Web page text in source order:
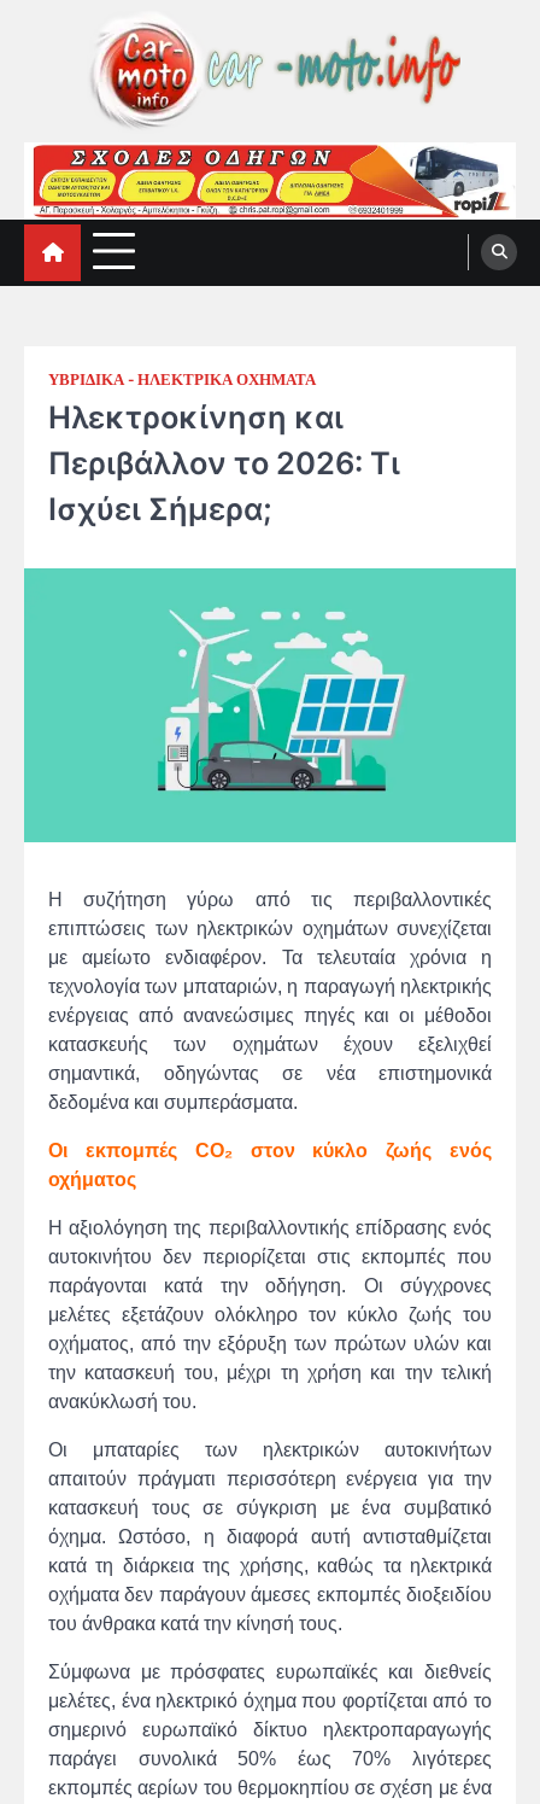
car-moto.info
car-moto.info
ΥΒΡΙΔΙΚΑ - ΗΛΕΚΤΡΙΚΑ ΟΧΗΜΑΤΑ
Ηλεκτροκίνηση και
Περιβάλλον το 2026: Τι
Ισχύει Σήμερα;
Η συζήτηση γύρω από τις περιβαλλοντικές
επιπτώσεις των ηλεκτρικών οχημάτων συνεχίζεται
με αμείωτο ενδιαφέρον. Τα τελευταία χρόνια η
τεχνολογία των μπαταριών, η παραγωγή ηλεκτρικής
ενέργειας από ανανεώσιμες πηγές και οι μέθοδοι
κατασκευής των οχημάτων έχουν εξελιχθεί
σημαντικά, οδηγώντας σε νέα επιστημονικά
δεδομένα και συμπεράσματα.
Οι εκπομπές CO₂στον κύκλο ζωής ενός
οχήματος
Η αξιολόγηση της περιβαλλοντικής επίδρασης ενός
αυτοκινήτου δεν περιορίζεται στις εκπομπές που
παράγονται κατά την οδήγηση. Οι σύγχρονες
μελέτες εξετάζουν ολόκληρο τον κύκλο ζωής του
οχήματος, από την εξόρυξη των πρώτων υλών και
την κατασκευή του, μέχρι τη χρήση και την τελική
ανακύκλωσή του.
Οι μπαταρίες των ηλεκτρικών αυτοκινήτων
απαιτούν πράγματι περισσότερη ενέργεια για την
κατασκευή τους σε σύγκριση με ένα συμβατικό
όχημα. Ωστόσο, η διαφορά αυτή αντισταθμίζεται
κατά τη διάρκεια της χρήσης, καθώς τα ηλεκτρικά
οχήματα δεν παράγουν άμεσες εκπομπές διοξειδίου
του άνθρακα κατά την κίνησή τους.
Σύμφωνα με πρόσφατες ευρωπαϊκές και διεθνείς
μελέτες, ένα ηλεκτρικό όχημα που φορτίζεται από το
σημερινό ευρωπαϊκό δίκτυο ηλεκτροπαραγωγής
παράγει συνολικά 50% έως 70% λιγότερες
εκπομπές αερίων του θερμοκηπίου σε σχέση με ένα